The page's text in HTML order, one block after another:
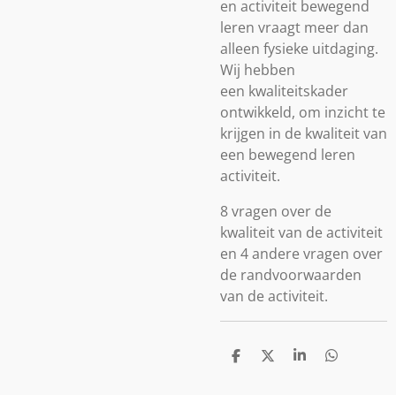
en activiteit bewegend
leren vraagt meer dan
alleen fysieke uitdaging.
Wij hebben
een kwaliteitskader
ontwikkeld, om inzicht te
krijgen in de kwaliteit van
een bewegend leren
activiteit.
8 vragen over de
kwaliteit van de activiteit
en 4 andere vragen over
de randvoorwaarden
van de activiteit.
D
D
S
D